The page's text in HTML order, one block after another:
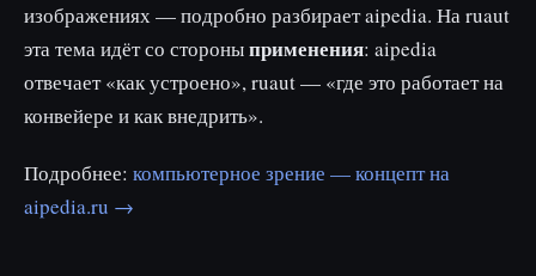
изображениях — подробно разбирает aipedia. На ruaut
эта тема идёт со стороныприменения: aipedia
отвечает «как устроено», ruaut — «где это работает на
конвейере и как внедрить».
Подробнее: компьютерное зрение — концепт на
aipedia.ru →